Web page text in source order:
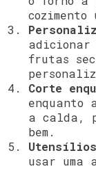
adicionar
frutas
Corte
enquanto
a calda,
bem.
Utensílios
usar uma